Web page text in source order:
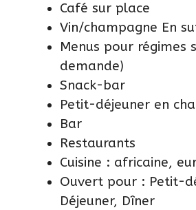
Café sur place
Vin/champagne En
Menus pour régimes
demande)
Snack-bar
Petit-déjeuner en
Bar
Restaurants
Cuisine : africaine,
Ouvert pour : Petit-
Déjeuner, Dîner